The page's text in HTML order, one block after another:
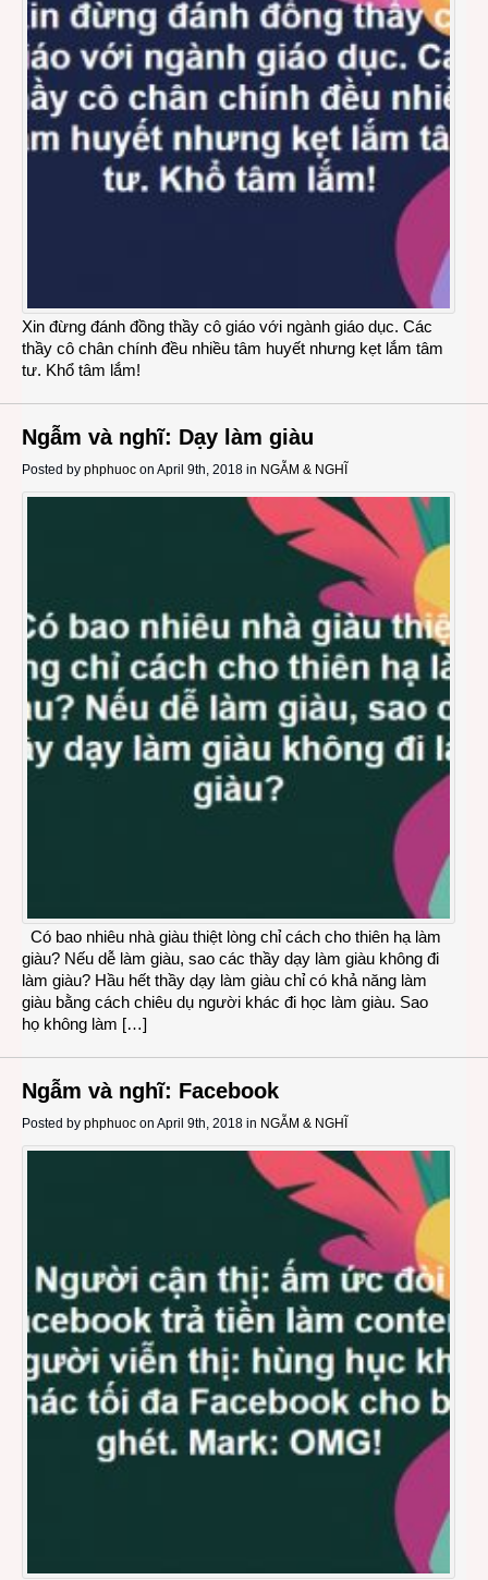
Xin đừng đánh đồng thầy cô giáo với ngành giáo dục. Các
thầy cô chân chính đều nhiều tâm huyết nhưng kẹt lắm tâm
tư. Khổ tâm lắm!
Ngẫm và nghĩ: Dạy làm giàu
Posted by phphuoc on April 9th, 2018 in NGẪM & NGHĨ
Có bao nhiêu nhà giàu thiệt lòng chỉ cách cho thiên hạ làm
giàu? Nếu dễ làm giàu, sao các thầy dạy làm giàu không đi
làm giàu? Hầu hết thầy dạy làm giàu chỉ có khả năng làm
giàu bằng cách chiêu dụ người khác đi học làm giàu. Sao
họ không làm […]
Ngẫm và nghĩ: Facebook
Posted by phphuoc on April 9th, 2018 in NGẪM & NGHĨ